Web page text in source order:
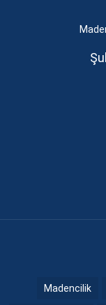
Madencilik